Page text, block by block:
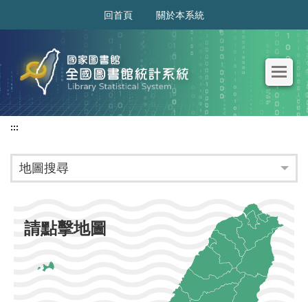
回首頁 關於本系統
:::
地圖搜尋
請點擊地圖